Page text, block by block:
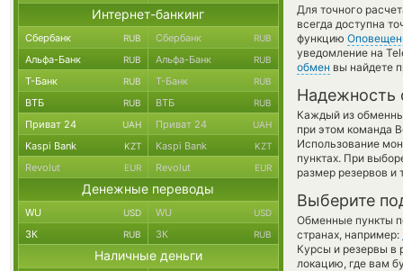
Для точного
всегда доступна
функцию
уведомление на
обмен вы найдете
Надежность
Каждый из
при этом команда
Использование
пунктах. При
размер резервов и
Выберите
Обменные пункты
странах, например:
Курсы и резервы в
локацию, где вам
Интернет-банкинг
Сбербанк RUB Сбербанк RUB
Альфа-Банк RUB Альфа-Банк RUB
Т-Банк RUB Т-Банк RUB
ВТБ RUB ВТБ RUB
Приват 24 UAH Приват 24 UAH
Kaspi Bank KZT Kaspi Bank KZT
Revolut EUR Revolut EUR
Денежные переводы
WU USD WU USD
ЗК RUB ЗК RUB
Наличные деньги